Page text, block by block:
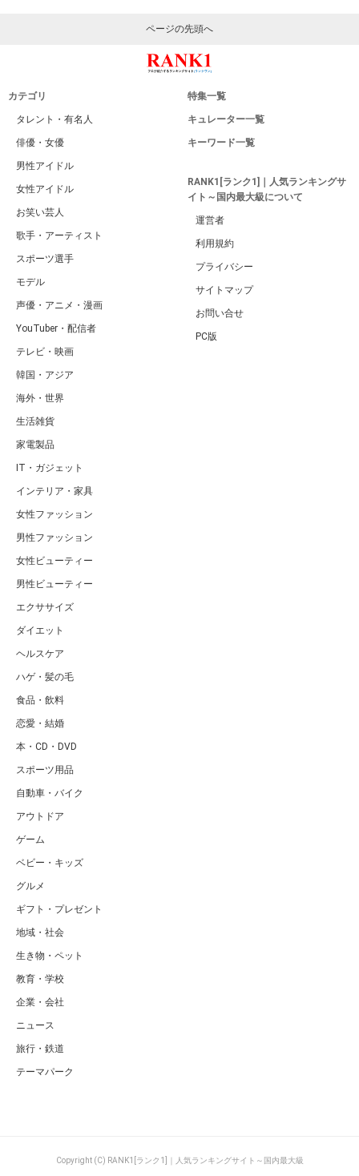
ページの先頭へ
カテゴリ
タレント・有名人
俳優・女優
男性アイドル
女性アイドル
お笑い芸人
歌手・アーティスト
スポーツ選手
モデル
声優・アニメ・漫画
YouTuber・配信者
テレビ・映画
韓国・アジア
海外・世界
生活雑貨
家電製品
IT・ガジェット
インテリア・家具
女性ファッション
男性ファッション
女性ビューティー
男性ビューティー
エクササイズ
ダイエット
ヘルスケア
ハゲ・髪の毛
食品・飲料
恋愛・結婚
本・CD・DVD
スポーツ用品
自動車・バイク
アウトドア
ゲーム
ベビー・キッズ
グルメ
ギフト・プレゼント
地域・社会
生き物・ペット
教育・学校
企業・会社
ニュース
旅行・鉄道
テーマパーク
特集一覧
キュレーター一覧
キーワード一覧
RANK1[ランク1]｜人気ランキングサ
イト～国内最大級について
運営者
利用規約
プライバシー
サイトマップ
お問い合せ
PC版
Copyright (C) RANK1[ランク1]｜人気ランキングサイト～国内最大級